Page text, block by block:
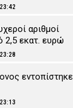
αριθμοί
2,5 εκατ. ευρώ
εντοπίστηκε